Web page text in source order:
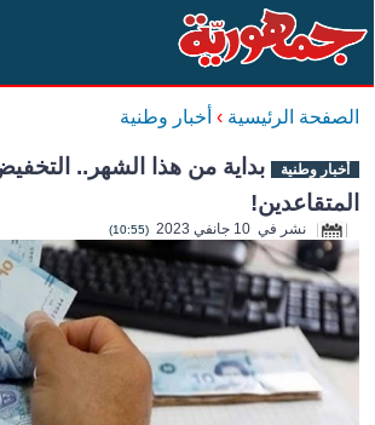
الصفحة الرئيسية › أخبار وطنية
أخبار وطنية بداية من هذا الشهر..
المتقاعدين!
نشر في 10 جانفي 2023 (10:55)